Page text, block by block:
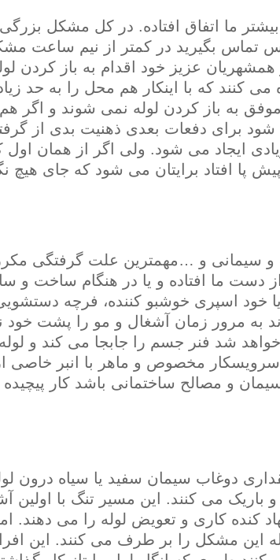
ما اتفاق افتاده. در کل مشکل
تماس بگیرید در کمتر از نیم ساعت
عزیز خود اقدام به باز کردن
کنند که با اینکار هم محل را به حد
به باز کردن لوله نمی شوند و اگر هم
برای دفعات بعدی ذهنیت بدی از
ایجاد می شود. ولی اگر از همان اول
پا افتاد برایتان می شود که جای هیچ
سیمانی و …مهمترین علت گرفتگی
ما افتاده و یا در هنگام ساخت و
اسپری خوشبو کننده، فرچه
به مرور زمان آشغال و مو را پشت خود
خواهد شد فنر جسم را جابجا می کند و
مخصوص و ماهر با انبر خاصی
و مصالح ساختمانی باشد کار پیچیده
دوغاب سیمان سفید یا سیاه درون
می کنند. این مسیر تنگ با اولین
کنده کاری و تعویض لوله را می دهند.
این مشکل را بر طرف می کنند. این افراد